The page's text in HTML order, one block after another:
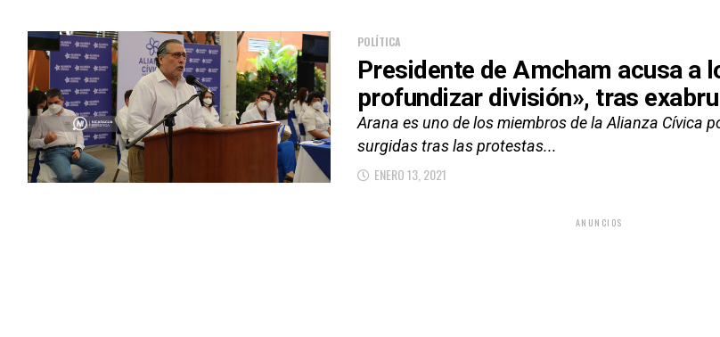
POLÍTICA
Presidente de Amcham acusa a
profundizar división», tras
Arana es uno de los miembros de la Alianza Cívica
surgidas tras las protestas...
ENERO 13, 2021
ANUNCIOS